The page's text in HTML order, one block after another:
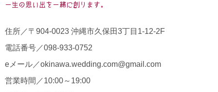
一生の思い出を一緒に創ります。
住所／〒904-0023 沖縄市久保田3丁目1-12-2F
電話番号／098-933-0752
eメール／okinawa.wedding.com@gmail.com
営業時間／10:00～19:00